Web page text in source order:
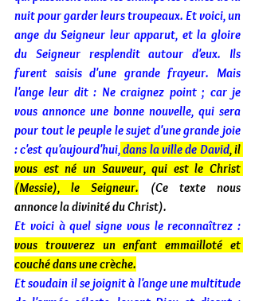
nuit pour garder leurs troupeaux. Et voici, un
ange du Seigneur leur apparut, et la gloire
du Seigneur resplendit autour d'eux. Ils
furent saisis d'une grande frayeur. Mais
l'ange leur dit : Ne craignez point ; car je
vous annonce une bonne nouvelle, qui sera
pour tout le peuple le sujet d'une grande joie
: c'est qu'aujourd'hui, dans la ville de David, il
vous est né un Sauveur, qui est le Christ
(Messie), le Seigneur. (Ce texte nous
annonce la divinité du Christ).
vous trouverez un enfant emmailloté et
couché dans une crèche.
Et soudain il se joignit à l'ange une multitude